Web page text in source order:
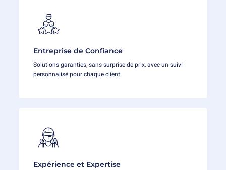
Entreprise de Confiance
Solutions garanties, sans surprise de prix, avec un suivi
personnalisé pour chaque client.
Expérience et Expertise